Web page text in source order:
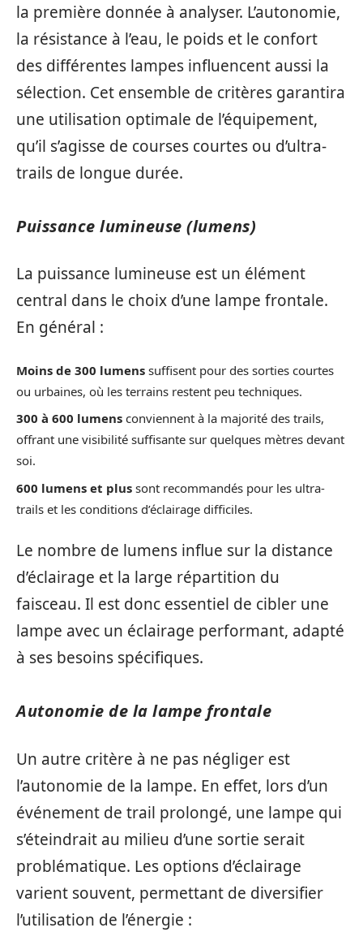
la première donnée à analyser. L’autonomie,
la résistance à l’eau, le poids et le confort
des différentes lampes influencent aussi la
sélection. Cet ensemble de critères garantira
une utilisation optimale de l’équipement,
qu’il s’agisse de courses courtes ou d’ultra-
trails de longue durée.
Puissance lumineuse (lumens)
La puissance lumineuse est un élément
central dans le choix d’une lampe frontale.
En général :
Moins de 300 lumens suffisent pour des sorties courtes
ou urbaines, où les terrains restent peu techniques.
300 à 600 lumens conviennent à la majorité des trails,
offrant une visibilité suffisante sur quelques mètres devant
soi.
600 lumens et plus sont recommandés pour les ultra-
trails et les conditions d’éclairage difficiles.
Le nombre de lumens influe sur la distance
d’éclairage et la large répartition du
faisceau. Il est donc essentiel de cibler une
lampe avec un éclairage performant, adapté
à ses besoins spécifiques.
Autonomie de la lampe frontale
Un autre critère à ne pas négliger est
l’autonomie de la lampe. En effet, lors d’un
événement de trail prolongé, une lampe qui
s’éteindrait au milieu d’une sortie serait
problématique. Les options d’éclairage
varient souvent, permettant de diversifier
l’utilisation de l’énergie :